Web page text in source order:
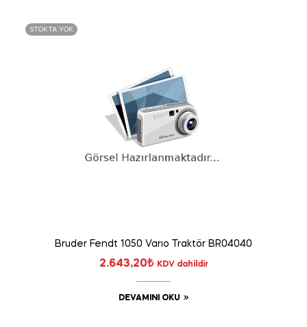
STOKTA YOK
Bruder Fendt 1050 Varıo Traktör BR04040
2.643,20₺ KDV dahildir
DEVAMINI OKU